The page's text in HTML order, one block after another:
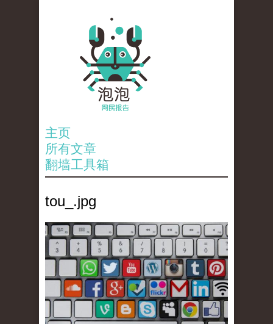
主页
所有文章
翻墙工具箱
tou_.jpg